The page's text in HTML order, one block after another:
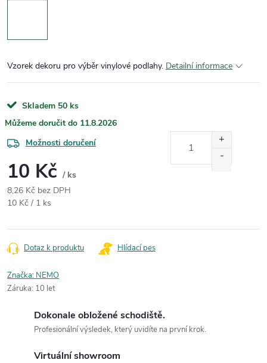
Vzorek dekoru pro výběr vinylové podlahy. Detailní informace
Skladem 50 ks
11.8.2026
Možnosti doručení
10 Kč / ks
8,26 Kč bez DPH
Měrná cena:
10 Kč / 1 ks
Dotaz k produktu Hlídací pes
Značka: NEMO
Záruka: 10 let
Dokonale obložené schodiště.
Profesionální výsledek, který uvidíte na první krok.
Virtuální showroom